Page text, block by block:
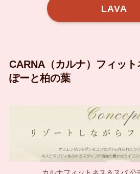
LAVA
CARNA（カルナ）フィッ
ぽーと柏の葉
カルナフィットネス＆スパ 公